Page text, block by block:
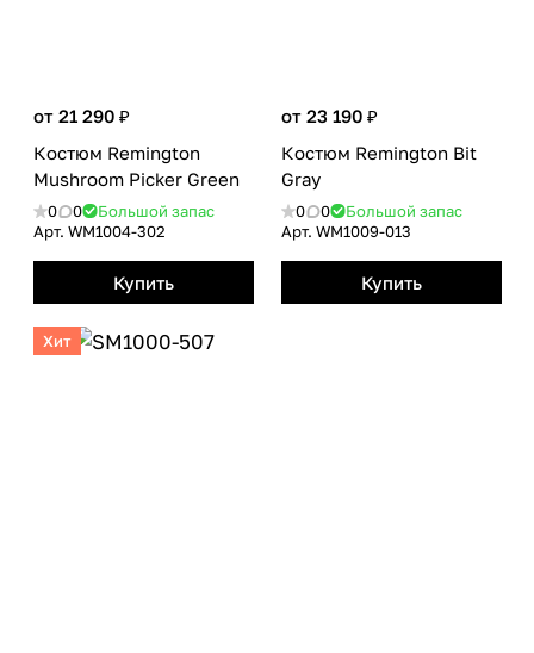
от 21 290 ₽
Костюм Remington
Mushroom Picker Green
0 0
Большой запас
Арт. WM1004-302
Купить
от 23 190 ₽
Костюм Remington Bit
Gray
0 0
Большой запас
Арт. WM1009-013
Купить
Хит